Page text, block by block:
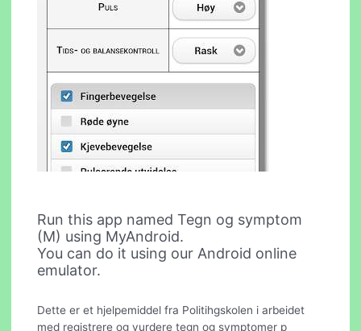
Run this app named Tegn og symptom
(M) using MyAndroid.
You can do it using our Android online
emulator.
Dette er et hjelpemiddel fra Politihgskolen i arbeidet
med registrere og vurdere tegn og symptomer p